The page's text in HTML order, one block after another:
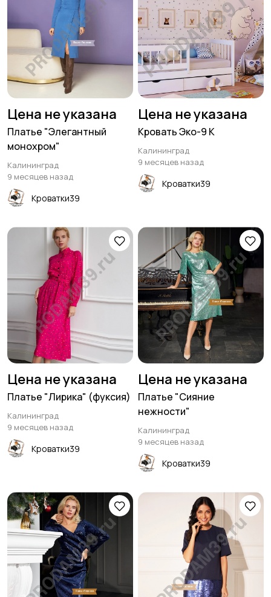
Цена не указана
Платье "Элегантный
монохром"
Калининград
9 месяцев назад
Кроватки39
Цена не указана
Кровать Эко-9 К
Калининград
9 месяцев назад
Кроватки39
Цена не указана
Платье "Лирика" (фуксия)
Калининград
9 месяцев назад
Кроватки39
Цена не указана
Платье "Сияние
нежности"
Калининград
9 месяцев назад
Кроватки39